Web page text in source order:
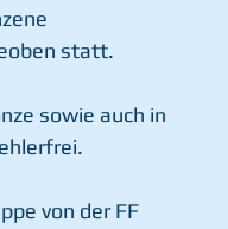
statt.
sowie auch in
von der FF